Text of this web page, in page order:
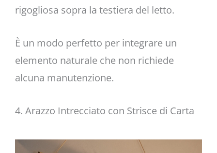
rigogliosa sopra la testiera del letto.
È un modo perfetto per integrare un
elemento naturale che non richiede
alcuna manutenzione.
4. Arazzo Intrecciato con Strisce di Carta